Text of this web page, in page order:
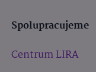
Spolupracujeme
Centrum LIRA